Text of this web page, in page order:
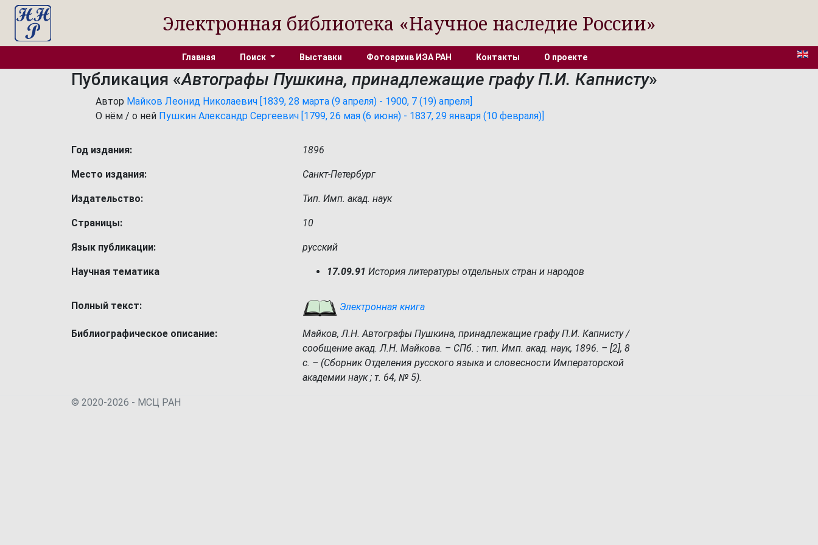
Электронная библиотека «Научное наследие России»
Главная Поиск Выставки Фотоархив ИЭА РАН Контакты О проекте
Публикация «Автографы Пушкина, принадлежащие графу П.И. Капнисту»
Автор Майков Леонид Николаевич [1839, 28 марта (9 апреля) - 1900, 7 (19) апреля]
О нём / о ней Пушкин Александр Сергеевич [1799, 26 мая (6 июня) - 1837, 29 января (10 февраля)]
Год издания: 1896
Место издания: Санкт-Петербург
Издательство: Тип. Имп. акад. наук
Страницы: 10
Язык публикации: русский
Научная тематика 17.09.91 История литературы отдельных стран и народов
Полный текст: Электронная книга
Библиографическое описание:
Майков, Л.Н. Автографы Пушкина, принадлежащие графу П.И. Капнисту /
сообщение акад. Л.Н. Майкова. – СПб. : тип. Имп. акад. наук, 1896. – [2], 8
с. – (Сборник Отделения русского языка и словесности Императорской
академии наук ; т. 64, № 5).
© 2020-2026 - МСЦ РАН